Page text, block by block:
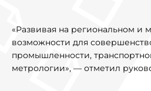
«Развивая на региональном
возможности для
промышленности,
метрологии», — отметил